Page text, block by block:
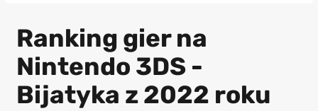
Ranking gier na
Nintendo 3DS -
Bijatyka z 2022 roku